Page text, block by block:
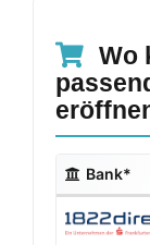
Wo
Bank*